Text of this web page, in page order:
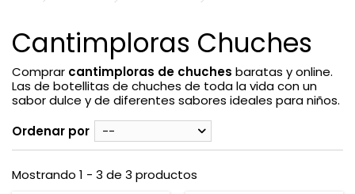
Cantimploras Chuches
Comprar cantimploras de chuches baratas y online.
Las de botellitas de chuches de toda la vida con un
sabor dulce y de diferentes sabores ideales para niños.
Ordenar por
--
Mostrando 1 - 3 de 3 productos